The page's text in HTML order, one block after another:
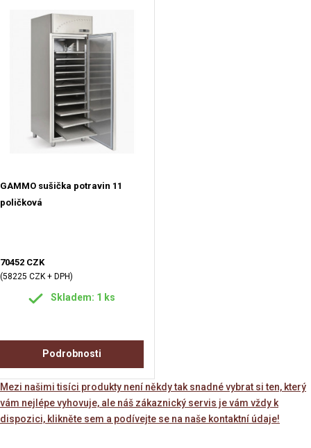
GAMMO sušička potravin 11
poličková
70452 CZK
(58225 CZK + DPH)
Skladem: 1 ks
Podrobnosti
Mezi našimi tisíci produkty není někdy tak snadné vybrat si ten, který
vám nejlépe vyhovuje, ale náš zákaznický servis je vám vždy k
dispozici, klikněte sem a podívejte se na naše kontaktní údaje!